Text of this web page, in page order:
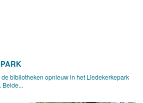
bibliotheken opnieuw in het Liedekerkepark
Beide...